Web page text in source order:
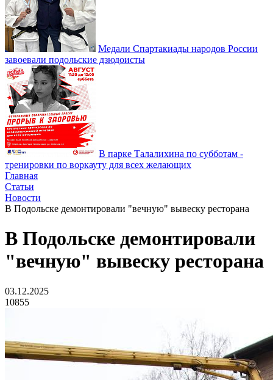
Медали Спартакиады народов России
завоевали подольские дзюдоисты
В парке Талалихина по субботам -
тренировки по воркауту для всех желающих
Главная
Статьи
Новости
В Подольске демонтировали "вечную" вывеску ресторана
В Подольске демонтировали
"вечную" вывеску ресторана
03.12.2025
10855